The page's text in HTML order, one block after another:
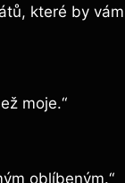
které by
moje.“
oblíbeným.“